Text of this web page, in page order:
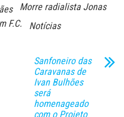
Morre radialista Jonas
F.C.
Notícias
Sanfoneiro das
Caravanas de
Ivan Bulhões
será
homenageado
com o Projeto